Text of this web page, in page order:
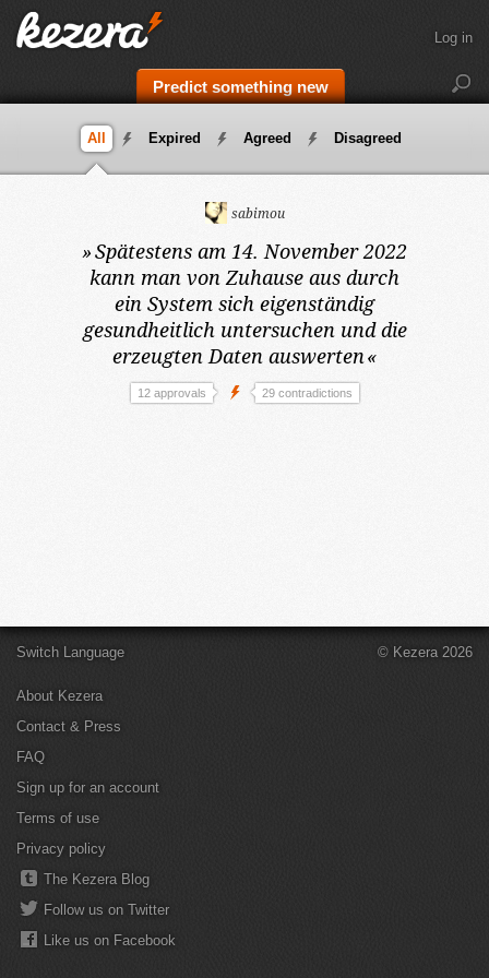
Predict something new
Log in
All Expired Agreed Disagreed
sabimou
»Spätestens am 14. November 2022
kann man von Zuhause aus durch
ein System sich eigenständig
gesundheitlich untersuchen und die
erzeugten Daten auswerten«
12 approvals 29 contradictions
Switch Language
About Kezera
Contact & Press
FAQ
Sign up for an account
Terms of use
Privacy policy
The Kezera Blog
Follow us on Twitter
Like us on Facebook
© Kezera 2026